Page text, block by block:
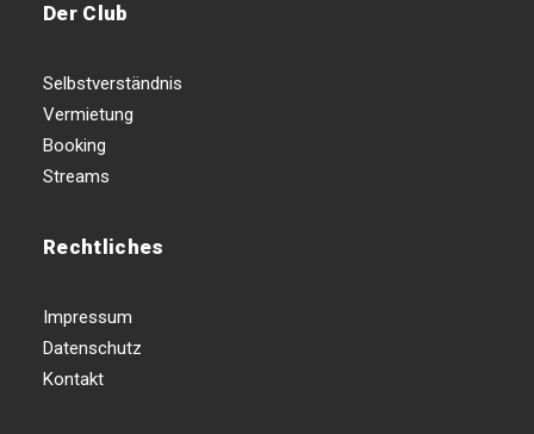
Der Club
Selbstverständnis
Vermietung
Booking
Streams
Rechtliches
Impressum
Datenschutz
Kontakt